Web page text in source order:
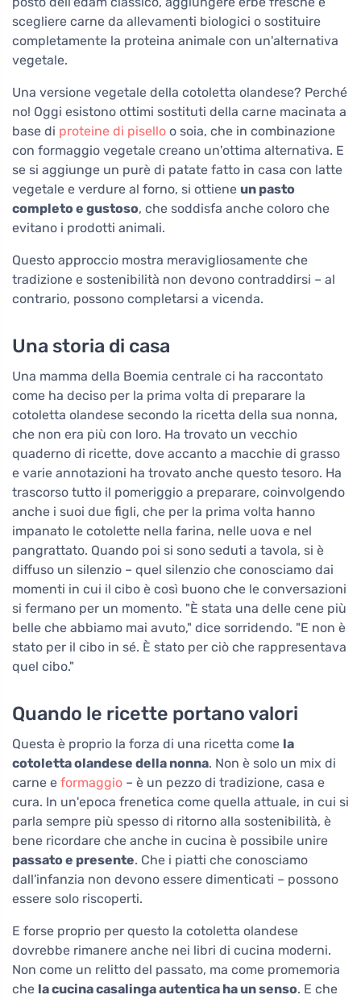
scegliere carne da allevamenti biologici o sostituire
completamente la proteina animale con un'alternativa
vegetale.
Una versione vegetale della cotoletta olandese? Perché
no! Oggi esistono ottimi sostituti della carne macinata a
base di proteine di pisello o soia, che in combinazione
con formaggio vegetale creano un'ottima alternativa. E
se si aggiunge un purè di patate fatto in casa con latte
vegetale e verdure al forno, si ottiene un pasto
completo e gustoso, che soddisfa anche coloro che
evitano i prodotti animali.
Questo approccio mostra meravigliosamente che
tradizione e sostenibilità non devono contraddirsi – al
contrario, possono completarsi a vicenda.
Una storia di casa
Una mamma della Boemia centrale ci ha raccontato
come ha deciso per la prima volta di preparare la
cotoletta olandese secondo la ricetta della sua nonna,
che non era più con loro. Ha trovato un vecchio
quaderno di ricette, dove accanto a macchie di grasso
e varie annotazioni ha trovato anche questo tesoro. Ha
trascorso tutto il pomeriggio a preparare, coinvolgendo
anche i suoi due figli, che per la prima volta hanno
impanato le cotolette nella farina, nelle uova e nel
pangrattato. Quando poi si sono seduti a tavola, si è
diffuso un silenzio – quel silenzio che conosciamo dai
momenti in cui il cibo è così buono che le conversazioni
si fermano per un momento. "È stata una delle cene più
belle che abbiamo mai avuto," dice sorridendo. "E non è
stato per il cibo in sé. È stato per ciò che rappresentava
quel cibo."
Quando le ricette portano valori
Questa è proprio la forza di una ricetta come la
cotoletta olandese della nonna. Non è solo un mix di
carne e formaggio – è un pezzo di tradizione, casa e
cura. In un'epoca frenetica come quella attuale, in cui si
parla sempre più spesso di ritorno alla sostenibilità, è
bene ricordare che anche in cucina è possibile unire
passato e presente. Che i piatti che conosciamo
dall'infanzia non devono essere dimenticati – possono
essere solo riscoperti.
E forse proprio per questo la cotoletta olandese
dovrebbe rimanere anche nei libri di cucina moderni.
Non come un relitto del passato, ma come promemoria
che la cucina casalinga autentica ha un senso. E che